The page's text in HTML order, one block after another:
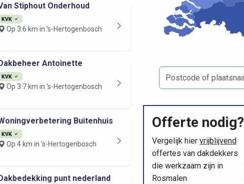
Stiphout Onderhoud
KVK
Op 3.6 km in 's-Hertogenbosch
Dakbeheer Antoinette
KVK
Op 3.7 km in 's-Hertogenbosch
Buitenhuis
KVK
Op 4 km in 's-Hertogenbosch
Dakbedekking punt nederland
Offerte nodig?
Vergelijk hier vrijblijvend
offertes van dakdekkers
die werkzaam zijn in
Rosmalen